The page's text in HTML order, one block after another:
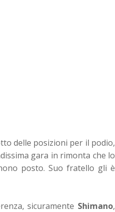
delle posizioni per il podio,
gara in rimonta che lo
posto. Suo fratello gli è
sicuramente Shimano,